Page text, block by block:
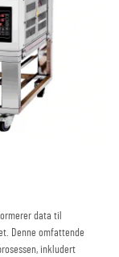
data til
Denne omfattende
inkludert